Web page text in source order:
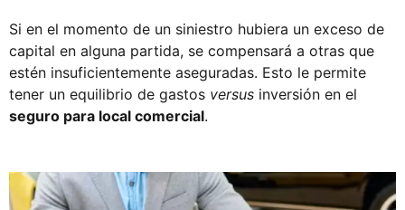
Si en el momento de un siniestro hubiera un exceso de
capital en alguna partida, se compensará a otras que
estén insuficientemente aseguradas. Esto le permite
tener un equilibrio de gastosversusinversión en el
seguro para local comercial.